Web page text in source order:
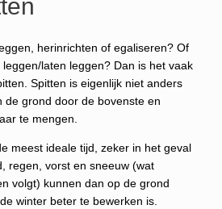
herinrichten of egaliseren? Of
laten leggen? Dan is het vaak
Spitten is eigenlijk niet anders
de grond door de bovenste en
te mengen.
meest ideale tijd, zeker in het geval
regen, vorst en sneeuw (wat
volgt) kunnen dan op de grond
winter beter te bewerken is.